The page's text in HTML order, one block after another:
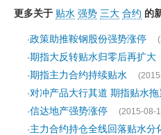
更多关于 贴水 强势 三大 合约 的
·政策助推鞍钢股份强势涨停
·期指大反转贴水归零后再扩大
·期指主力合约持续贴水
·对冲产品大行其道 期指贴水
·信达地产强势涨停
(2015-08-
·主力合约持仓全线回落贴水分